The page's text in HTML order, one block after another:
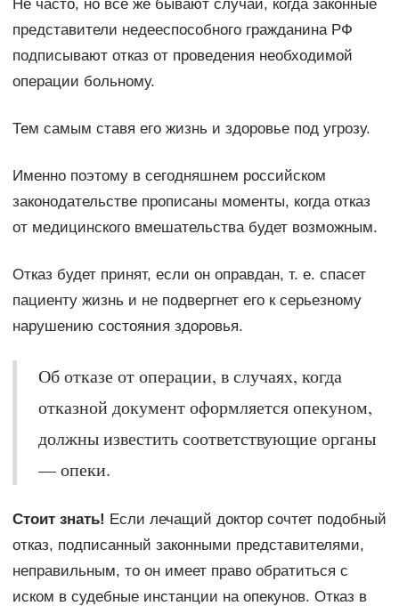
Не часто, но все же бывают случаи, когда законные
представители недееспособного гражданина РФ
подписывают отказ от проведения необходимой
операции больному.
Тем самым ставя его жизнь и здоровье под угрозу.
Именно поэтому в сегодняшнем российском
законодательстве прописаны моменты, когда отказ
от медицинского вмешательства будет возможным.
Отказ будет принят, если он оправдан, т. е. спасет
пациенту жизнь и не подвергнет его к серьезному
нарушению состояния здоровья.
Об отказе от операции, в случаях, когда
отказной документ оформляется опекуном,
должны известить соответствующие органы
— опеки.
Стоит знать! Если лечащий доктор сочтет подобный
отказ, подписанный законными представителями,
неправильным, то он имеет право обратиться с
иском в судебные инстанции на опекунов. Отказ в